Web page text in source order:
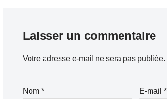
Laisser un commentaire
Votre adresse e-mail ne sera pas publiée.
Nom * E-mail *